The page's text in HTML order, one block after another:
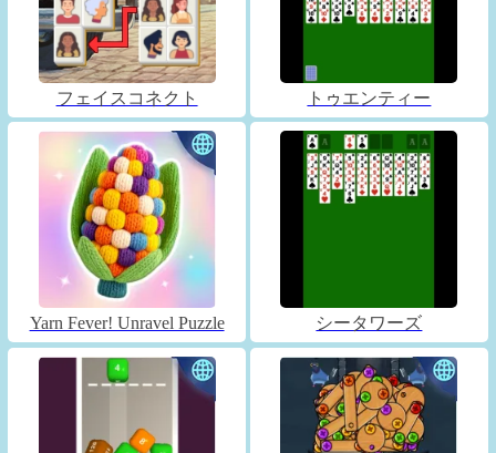
フェイスコネクト トゥエンティー
Yarn Fever! Unravel Puzzle シータワーズ